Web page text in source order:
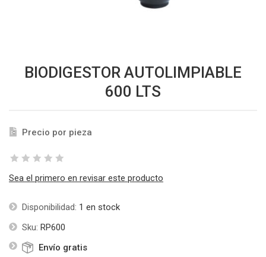
BIODIGESTOR AUTOLIMPIABLE
600 LTS
Precio por pieza
Sea el primero en revisar este producto
Disponibilidad: 1 en stock
Sku: RP600
Envío gratis